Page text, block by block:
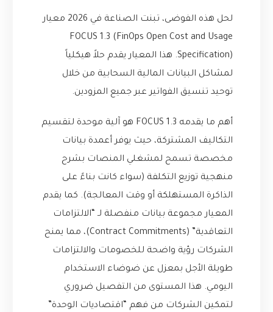
لحل هذه الفوضى، تبنت الصناعة في 2026 معيار
FOCUS 1.3 (FinOps Open Cost and Usage
Specification). هذا المعيار يقدم حلاً هيكلياً
لمشاكل البيانات المالية السحابية من خلال
توحيد تنسيق الفواتير عبر جميع المزودين.
أهم ما يقدمه FOCUS 1.3 هو آلية موحدة لتقسيم
التكاليف المشتركة، حيث يوفر أعمدة بيانات
مخصصة تسمح لمشغلي المنصات بشرح
منهجية توزيع التكلفة (سواء كانت بناءً على
الذاكرة المستهلكة أو وقت المعالجة). كما يقدم
المعيار مجموعة بيانات منفصلة لـ “الالتزامات
التعاقدية” (Contract Commitments)، مما يمنح
الشركات رؤية واضحة للخصومات والالتزامات
طويلة الأجل بمعزل عن ضوضاء الاستخدام
اليومي. هذا المستوى من التفصيل ضروري
لتمكين الشركات من فهم “اقتصاديات الوحدة”